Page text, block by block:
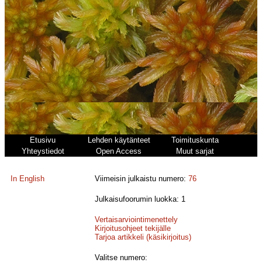
Etusivu Lehden käytänteet
Toimituskunta
Yhteystiedot
Open Access Muut sarjat
In English Viimeisin julkaistu numero:76
Julkaisufoorumin luokka: 1
Vertaisarviointimenettely
Kirjoitusohjeet tekijälle
Tarjoa artikkeli (käsikirjoitus)
Valitse numero: